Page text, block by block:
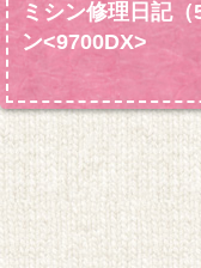
ミシン修理日記
ン<9700DX>